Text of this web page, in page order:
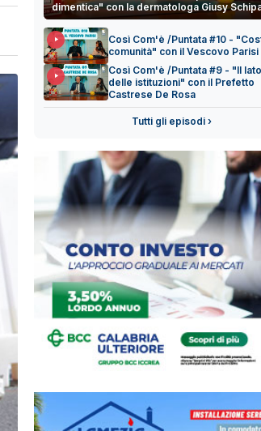
dimentica" con la dermatologa Giusy
Così Com'è /Puntata #10 -
comunità" con il Vescovo Parisi
Così Com'è /Puntata #9 - "Il
delle istituzioni" con il Prefetto
Castrese De Rosa
Tutti gli episodi ›